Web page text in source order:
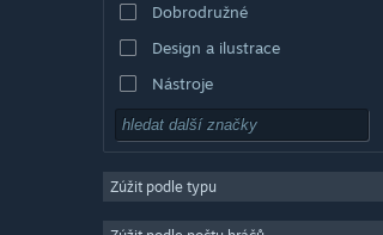
Dobrodružné
Design a ilustrace
Nástroje
Free to play
Masivně multiplayerové
Nezávislé
Zúžit podle typu